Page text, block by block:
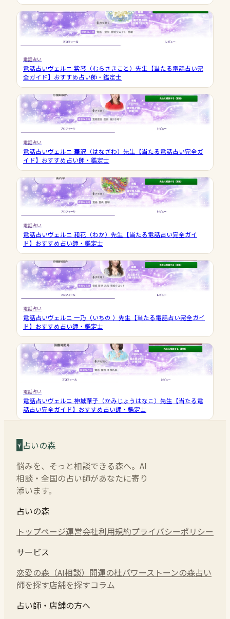
電話占い
電話占いヴェルニ 紫琴（むらさきこと）先生【当たる電話占い完
全ガイド】おすすめ占い師・鑑定士
電話占い
電話占いヴェルニ 華沢（はなざわ）先生【当たる電話占い完全ガ
イド】おすすめ占い師・鑑定士
電話占い
電話占いヴェルニ 和花（わか）先生【当たる電話占い完全ガイ
ド】おすすめ占い師・鑑定士
電話占い
電話占いヴェルニ 一乃（いちの ）先生【当たる電話占い完全ガイ
ド】おすすめ占い師・鑑定士
電話占い
電話占いヴェルニ 神城華子（かみじょうはなこ）先生【当たる電
話占い完全ガイド】おすすめ占い師・鑑定士
占いの森
悩みを、そっと相談できる森へ。AI
相談・全国の占い師があなたに寄り
添います。
占いの森
トップページ運営会社利用規約プライバシーポリシー
サービス
恋愛の森（AI相談） 開運の杜パワーストーンの森占い
師を探す店舗を探すコラム
占い師・店舗の方へ